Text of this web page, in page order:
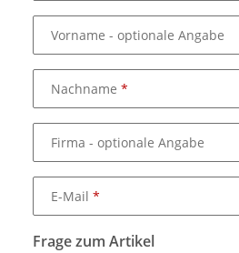
Vorname - optionale Angabe
Nachname
Firma - optionale Angabe
E-Mail
Frage zum Artikel